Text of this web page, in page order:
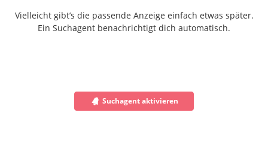
Vielleicht gibt’s die passende Anzeige einfach etwas später.
Ein Suchagent benachrichtigt dich automatisch.
Suchagent aktivieren